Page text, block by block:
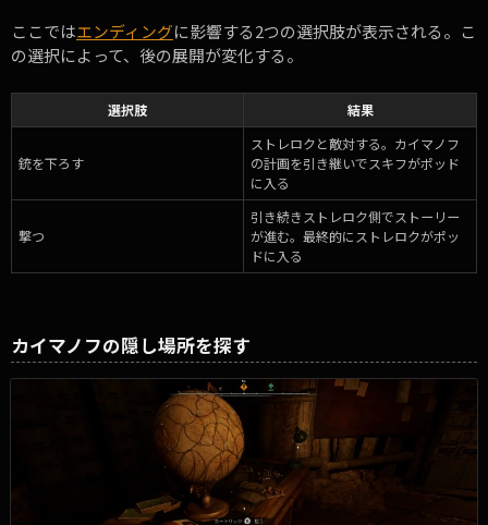
ここではエンディングに影響する2つの選択肢が表示される。こ
の選択によって、後の展開が変化する。
選択肢 結果
銃を下ろす
ストレロクと敵対する。カイマノフ
の計画を引き継いでスキフがポッド
に入る
撃つ
引き続きストレロク側でストーリー
が進む。最終的にストレロクがポッ
ドに入る
カイマノフの隠し場所を探す